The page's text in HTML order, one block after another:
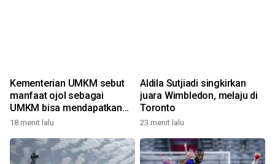
Kementerian UMKM sebut
manfaat ojol sebagai
UMKM bisa mendapatkan
KUR
18 menit lalu
Aldila Sutjiadi singkirkan
juara Wimbledon, melaju di
Toronto
23 menit lalu